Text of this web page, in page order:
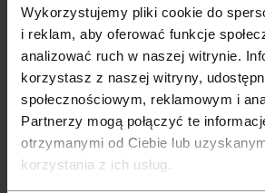
Wykorzystujemy pliki cookie do
i reklam, aby oferować funkcje
analizować ruch w naszej witrynie.
korzystasz z naszej witryny,
społecznościowym, reklamowym i
Partnerzy mogą połączyć te
otrzymanymi od Ciebie lub
korzystania z ich usług.
polnischen und europäischen Küche von
Bedienung und einen Saal nur für Sie. Wir
Einzelheit betreffend Feierorganisierung.
Alle Speisen werden mit Sorgfalt und
Küchenchefs komponiert. Wir
europäischer, als auch traditioneller
Wunsch unserer Gäste bereiten wir auch
Speisen für Allergiker bzw. ein spezielles